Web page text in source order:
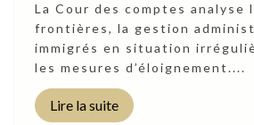
La Cour des comptes analyse
frontières, la gestion
immigrés en situation
les mesures d’éloignement....
Lire la suite